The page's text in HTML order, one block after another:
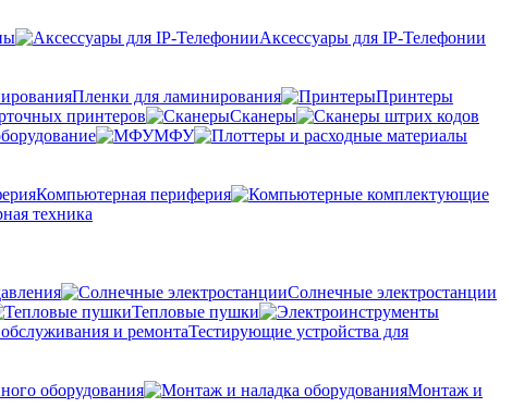
Аксессуары для IP-Телефонии
Пленки для ламинирования
Принтеры
принтеров
Сканеры
МФУ
Компьютерная периферия
техника
Солнечные электростанции
Тепловые пушки
Тестирующие устройства для
оборудования
Монтаж и